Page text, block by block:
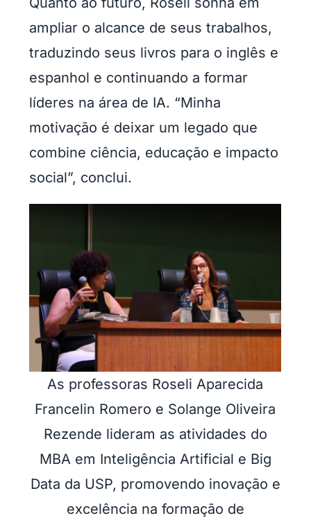
ampliar o alcance de seus trabalhos,
traduzindo seus livros para o inglês e
espanhol e continuando a formar
líderes na área de IA. “Minha
motivação é deixar um legado que
combine ciência, educação e impacto
social”, conclui.
As professoras Roseli Aparecida
Francelin Romero e Solange Oliveira
Rezende lideram as atividades do
MBA em Inteligência Artificial e Big
Data da USP, promovendo inovação e
excelência na formação de